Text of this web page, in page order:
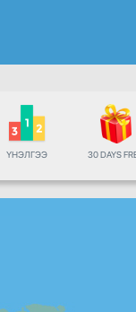
ҮНЭЛГЭЭ 30 DAYS